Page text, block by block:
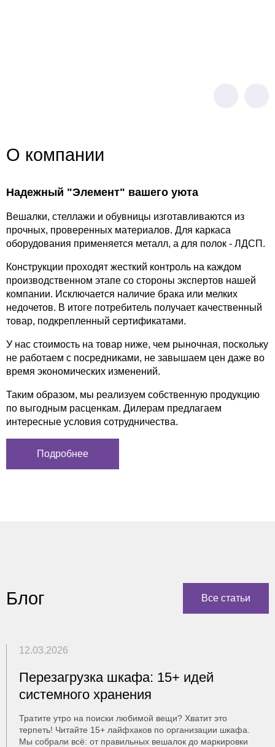
О компании
Надежный "Элемент" вашего уюта
Вешалки, стеллажи и обувницы изготавливаются из
прочных, проверенных материалов. Для каркаса
оборудования применяется металл, а для полок - ЛДСП.
Конструкции проходят жесткий контроль на каждом
производственном этапе со стороны экспертов нашей
компании. Исключается наличие брака или мелких
недочетов. В итоге потребитель получает качественный
товар, подкрепленный сертификатами.
У нас стоимость на товар ниже, чем рыночная, поскольку
не работаем с посредниками, не завышаем цен даже во
время экономических изменений.
Таким образом, мы реализуем собственную продукцию
по выгодным расценкам. Дилерам предлагаем
интересные условия сотрудничества.
Подробнее
Блог Все статьи
12.03.2026
Перезагрузка шкафа: 15+ идей
системного хранения
Тратите утро на поиски любимой вещи? Хватит это
терпеть! Читайте 15+ лайфхаков по организации шкафа.
Мы собрали всё: от правильных вешалок до маркировки